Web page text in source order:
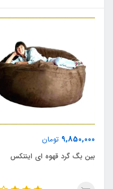
9,850,000 تومان
بین بگ گرد قهوه ای اینتکس